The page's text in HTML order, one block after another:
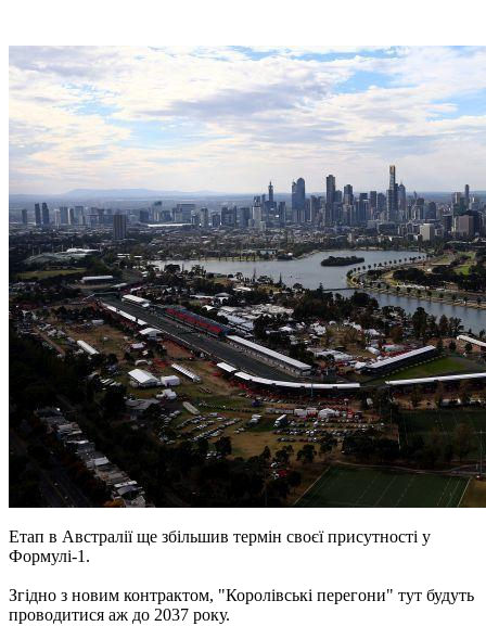
Етап в Австралії ще збільшив термін своєї присутності у
Формулі-1.
Згідно з новим контрактом, "Королівські перегони" тут будуть
проводитися аж до 2037 року.